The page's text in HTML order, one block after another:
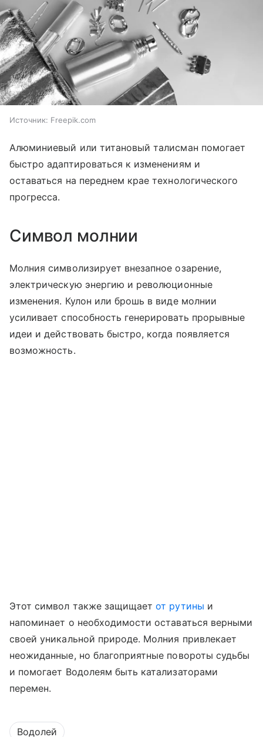
Источник: Freepik.com
Алюминиевый или титановый талисман помогает
быстро адаптироваться к изменениям и
оставаться на переднем крае технологического
прогресса.
Символ молнии
Молния символизирует внезапное озарение,
электрическую энергию и революционные
изменения. Кулон или брошь в виде молнии
усиливает способность генерировать прорывные
идеи и действовать быстро, когда появляется
возможность.
Этот символ также защищаетот рутины и
напоминает о необходимости оставаться верными
своей уникальной природе. Молния привлекает
неожиданные, но благоприятные повороты судьбы
и помогает Водолеям быть катализаторами
перемен.
Водолей